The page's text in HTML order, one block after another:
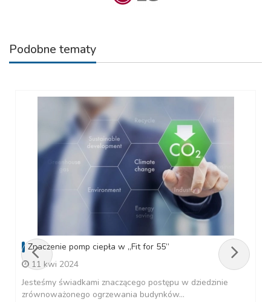
Podobne tematy
Znaczenie pomp ciepła w „Fit for 55”
11 kwi 2024
Jesteśmy świadkami znaczącego postępu w dziedzinie
zrównoważonego ogrzewania budynków...